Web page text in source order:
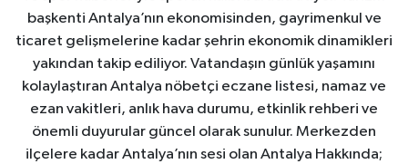
başkenti Antalya’nın ekonomisinden, gayrimenkul ve
ticaret gelişmelerine kadar şehrin ekonomik dinamikleri
yakından takip ediliyor. Vatandaşın günlük yaşamını
kolaylaştıran Antalya nöbetçi eczane listesi, namaz ve
ezan vakitleri, anlık hava durumu, etkinlik rehberi ve
önemli duyurular güncel olarak sunulur. Merkezden
ilçelere kadar Antalya’nın sesi olan Antalya Hakkında;